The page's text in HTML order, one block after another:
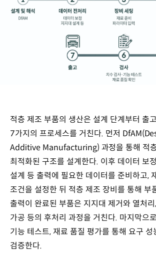
적층 제조 부품의 생산은 설계 단계부터 출
7가지의 프로세스를 거친다. 먼저
Additive Manufacturing) 과정을 통해 적
최적화된 구조를 설계한다. 이후 데이터 보
설계 등 출력에 필요한 데이터를 준비하고,
조건을 설정한 뒤 적층 제조 장비를 통해 부
출력이 완료된 부품은 지지대 제거와 열처
가공 등의 후처리 과정을 거친다. 마지막으
기능 테스트, 재료 품질 평가를 통해 요구 성
검증한다.